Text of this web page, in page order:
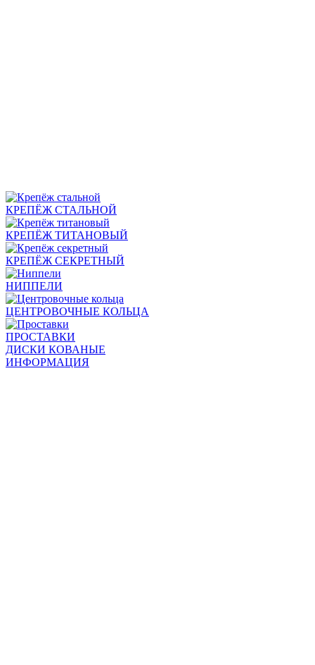
КРЕПЁЖ СТАЛЬНОЙ
КРЕПЁЖ ТИТАНОВЫЙ
КРЕПЁЖ СЕКРЕТНЫЙ
НИППЕЛИ
ЦЕНТРОВОЧНЫЕ КОЛЬЦА
ПРОСТАВКИ
ДИСКИ КОВАНЫЕ
ИНФОРМАЦИЯ